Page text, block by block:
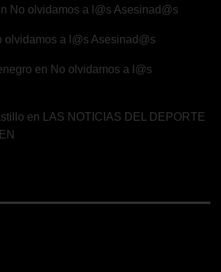
No olvidamos a l@s Asesinad@s
olvidamos a l@s Asesinad@s
en No olvidamos a l@s
en LAS NOTICIAS DEL DEPORTE